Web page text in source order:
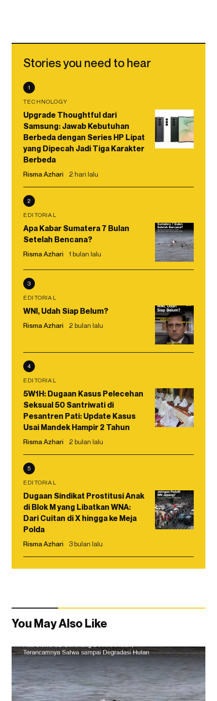
Stories you need to hear
1
TECHNOLOGY
Upgrade Thoughtful dari
Samsung: Jawab Kebutuhan
Berbeda dengan Series HP Lipat
yang Dipecah Jadi Tiga Karakter
Berbeda
Risma Azhari 2 hari lalu
2
EDITORIAL
Apa Kabar Sumatera 7 Bulan
Setelah Bencana?
Risma Azhari 1 bulan lalu
3
EDITORIAL
WNI, Udah Siap Belum?
Risma Azhari 2 bulan lalu
4
EDITORIAL
5W1H: Dugaan Kasus Pelecehan
Seksual 50 Santriwati di
Pesantren Pati: Update Kasus
Usai Mandek Hampir 2 Tahun
Risma Azhari 2 bulan lalu
5
EDITORIAL
Dugaan Sindikat Prostitusi Anak
di Blok M yang Libatkan WNA:
Dari Cuitan di X hingga ke Meja
Polda
Risma Azhari 3 bulan lalu
You May Also Like